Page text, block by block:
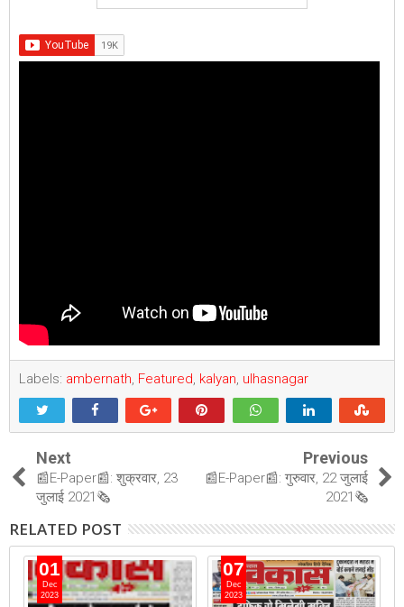
Labels: ambernath, Featured, kalyan, ulhasnagar
Next
📰E-Paper📰: शुक्रवार, 23
जुलाई 2021🗞
Previous
📰E-Paper📰: गुरुवार, 22 जुलाई
2021🗞
RELATED POST
01
Dec
2023
07
Dec
2023